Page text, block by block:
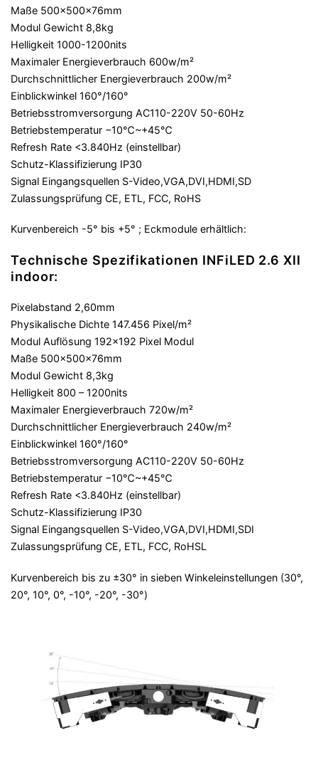
Maße 500x500x76mm
Modul Gewicht 8,8kg
Helligkeit 1000-1200nits
Maximaler Energieverbrauch 600w/m²
Durchschnittlicher Energieverbrauch 200w/m²
Einblickwinkel 160°/160°
Betriebsstromversorgung AC110-220V 50-60Hz
Betriebstemperatur −10℃~+45℃
Refresh Rate <3.840Hz (einstellbar)
Schutz-Klassifizierung IP30
Signal Eingangsquellen S-Video,VGA,DVI,HDMI,SD
Zulassungsprüfung CE, ETL, FCC, RoHS
Kurvenbereich -5° bis +5° ; Eckmodule erhältlich:
Technische Spezifikationen INFiLED 2.6 XII
indoor:
Pixelabstand 2,60mm
Physikalische Dichte 147.456 Pixel/m²
Modul Auflösung 192×192 Pixel Modul
Maße 500x500x76mm
Modul Gewicht 8,3kg
Helligkeit 800 – 1200nits
Maximaler Energieverbrauch 720w/m²
Durchschnittlicher Energieverbrauch 240w/m²
Einblickwinkel 160°/160°
Betriebsstromversorgung AC110-220V 50-60Hz
Betriebstemperatur −10℃~+45℃
Refresh Rate <3.840Hz (einstellbar)
Schutz-Klassifizierung IP30
Signal Eingangsquellen S-Video,VGA,DVI,HDMI,SDI
Zulassungsprüfung CE, ETL, FCC, RoHSL
Kurvenbereich bis zu ±30° in sieben Winkeleinstellungen (30°,
20°, 10°, 0°, -10°, -20°, -30°)